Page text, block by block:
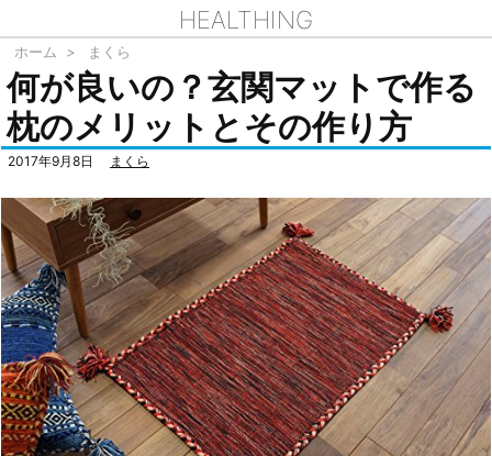
HEALTHING
ホーム > まくら
何が良いの？玄関マットで作る
枕のメリットとその作り方
2017年9月8日 まくら